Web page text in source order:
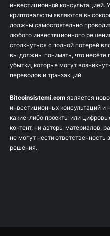
инвестиционной консультацией.
криптовалюты являются
должны самостоятельно
любого инвестиционного
столкнуться с полной потерей
вы должны понимать, что несёте
убытки, которые могут
переводов и транзакций.
Bitcoinsistemi.com является
инвестиционных консультаций и
какие-либо проекты или
контент, ни авторы материалов,
не могут нести
решения.